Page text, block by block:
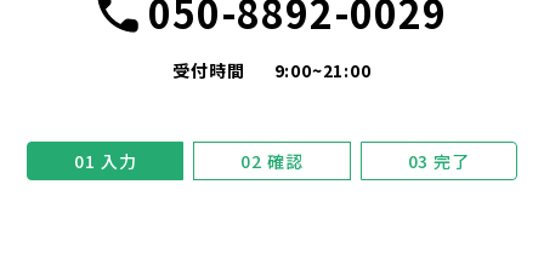
050-8892-0029
受付時間 9:00~21:00
01 入力 02 確認 03 完了